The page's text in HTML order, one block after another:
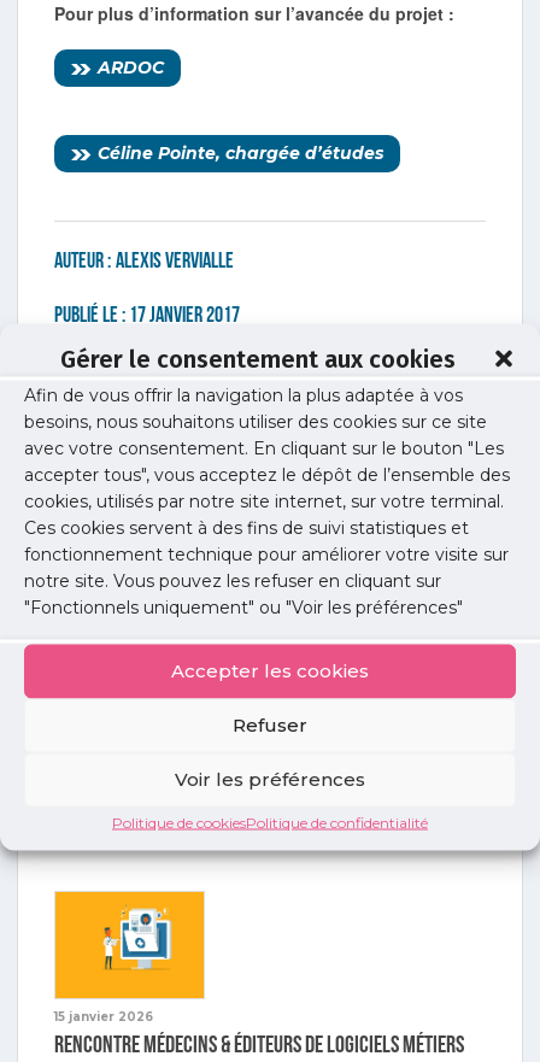
Gérer le consentement aux cookies
Afin de vous offrir la navigation la plus adaptée à vos
besoins, nous souhaitons utiliser des cookies sur ce site
avec votre consentement. En cliquant sur le bouton "Les
accepter tous", vous acceptez le dépôt de l’ensemble des
cookies, utilisés par notre site internet, sur votre terminal.
Ces cookies servent à des fins de suivi statistiques et
fonctionnement technique pour améliorer votre visite sur
notre site. Vous pouvez les refuser en cliquant sur
"Fonctionnels uniquement" ou "Voir les préférences"
Accepter les cookies
Refuser
Voir les préférences
Politique de cookiesPolitique de confidentialité
Pour plus d’information sur l’avancée du projet :
ARDOC
Céline Pointe, chargée d’études
Auteur : Alexis Vervialle
Publié le : 17 janvier 2017
Partager cet article :
Toutes les actus précédentes
E-santé
Club des médecins bêta-testeurs
libéraux.
15 janvier 2026
Rencontre médecins & éditeurs de logiciels métiers